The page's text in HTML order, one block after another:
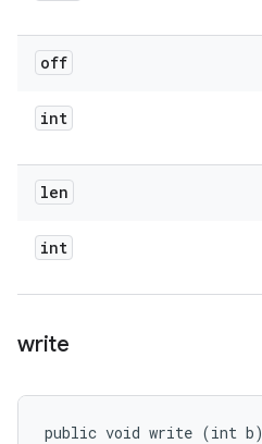
off
int
len
int
write
public void write (int b)